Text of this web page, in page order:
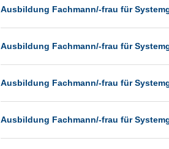
Freiburg
Hamburg
Hannover
Ausbildung Fachmann/-frau für
Ausbildung Fachmann/-frau für
Ausbildung Fachmann/-frau für
Ausbildung Fachmann/-frau für